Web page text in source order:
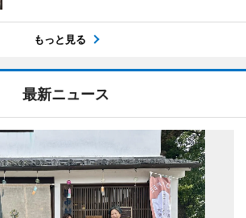
もっと見る
最新ニュース